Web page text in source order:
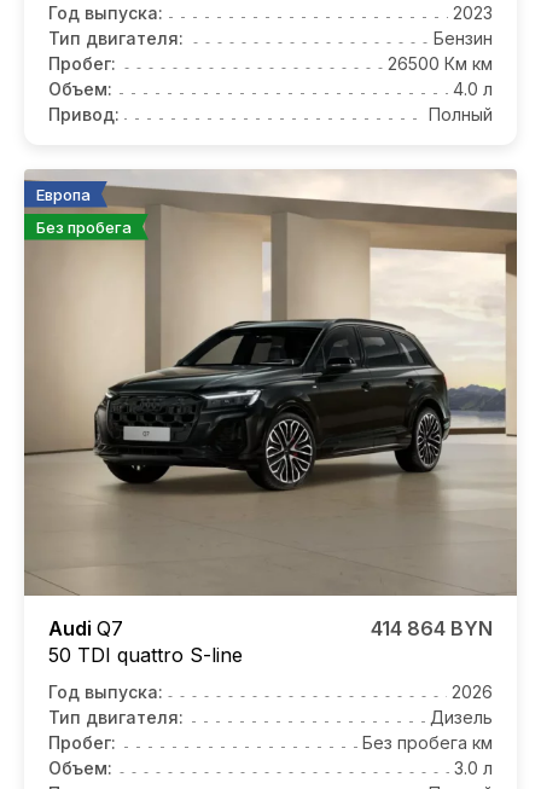
Год выпуска:
2023
Тип двигателя:
Бензин
Пробег:
26500 Км км
Объем:
4.0 л
Привод:
Полный
Европа
Без пробега
Audi Q7
50 TDI quattro S-line
414 864 BYN
Год выпуска:
2026
Тип двигателя:
Дизель
Пробег:
Без пробега км
Объем:
3.0 л